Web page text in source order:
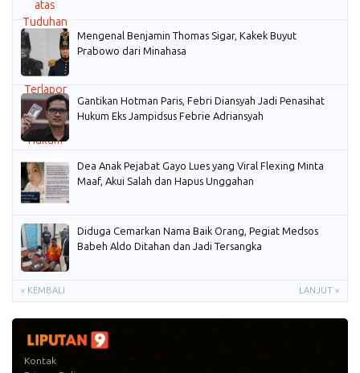
Mengenal Benjamin Thomas Sigar, Kakek Buyut
Prabowo dari Minahasa
Gantikan Hotman Paris, Febri Diansyah Jadi Penasihat
Hukum Eks Jampidsus Febrie Adriansyah
Dea Anak Pejabat Gayo Lues yang Viral Flexing Minta
Maaf, Akui Salah dan Hapus Unggahan
Diduga Cemarkan Nama Baik Orang, Pegiat Medsos
Babeh Aldo Ditahan dan Jadi Tersangka
« KEMBALI LANJUT »
Kontak